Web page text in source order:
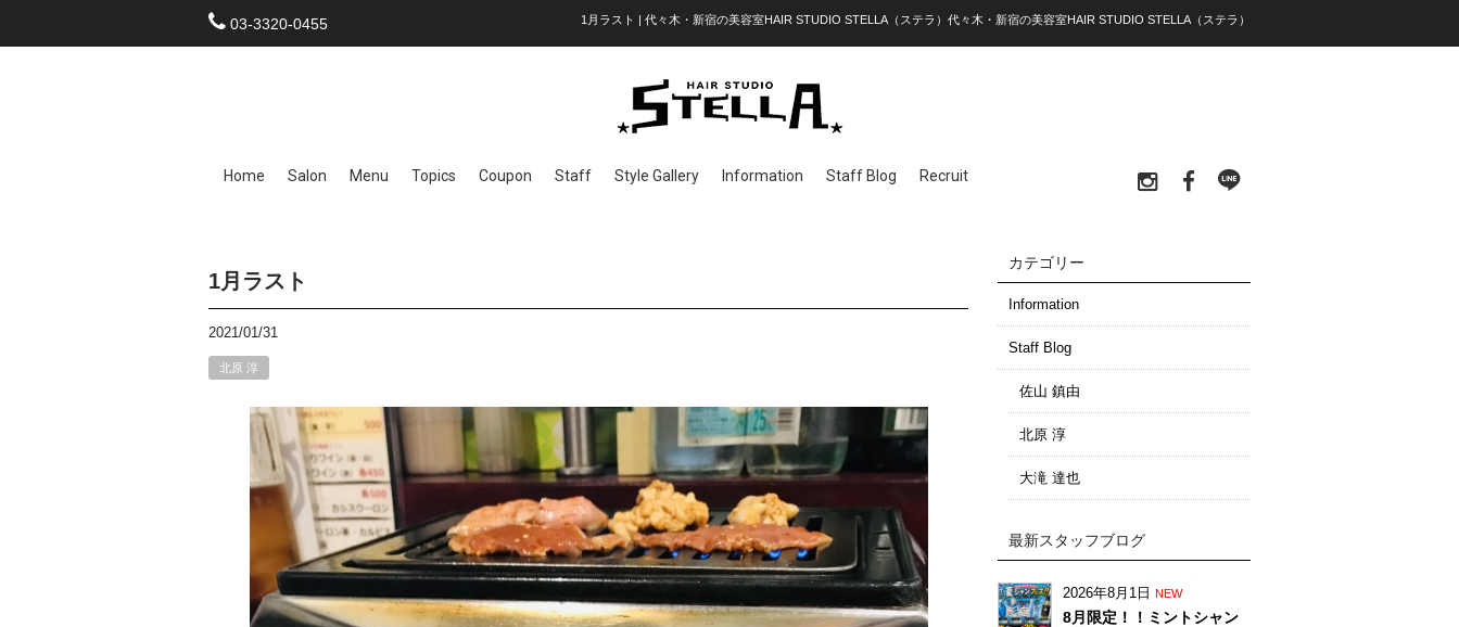
03-3320-0455 1月ラスト | 代々木・新宿の美容室HAIR STUDIO STELLA（ステラ）代々木・新宿の美容室HAIR STUDIO STELLA（ステラ）
Home Salon Menu Topics Coupon Staff Style Gallery Information Staff Blog Recruit
1月ラスト
2021/01/31
北原 淳
カテゴリー
Information
Staff Blog
佐山 鎮由
北原 淳
大滝 達也
最新スタッフブログ
2026年8月1日 NEW
8月限定！！ミントシャン